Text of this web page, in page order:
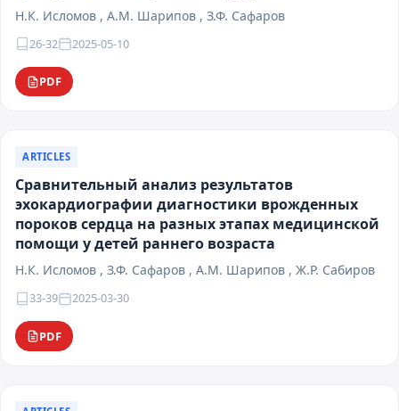
Н.К. Исломов , А.М. Шарипов , З.Ф. Сафаров
26-32 2025-05-10
PDF
ARTICLES
Сравнительный анализ результатов
эхокардиографии диагностики врожденных
пороков сердца на разных этапах медицинской
помощи у детей раннего возраста
Н.К. Исломов , З.Ф. Сафаров , А.М. Шарипов , Ж.Р. Сабиров
33-39 2025-03-30
PDF